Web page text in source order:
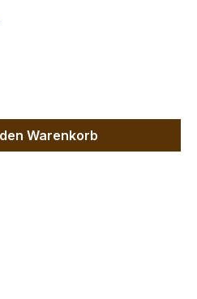
Wert
Warenkorb